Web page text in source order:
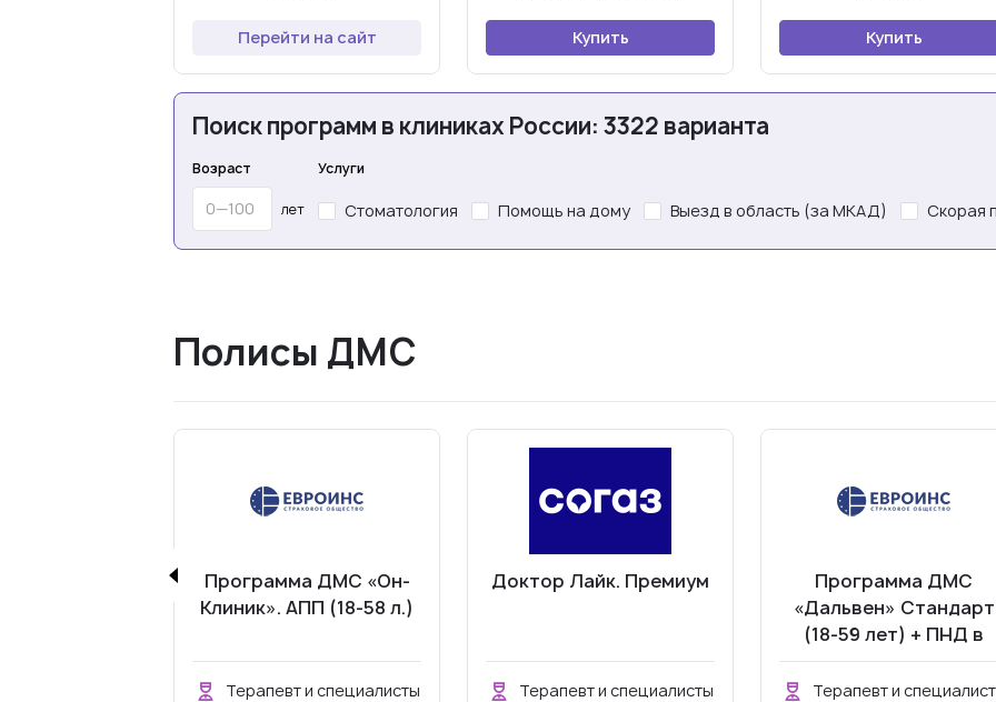
Перейти на сайт Купить Купить
Поиск программ в клиниках России: 3322 варианта
Возраст
лет
Услуги
Стоматология Помощь на дому Выезд в область (за МКАД) Скорая
Полисы ДМС
Программа ДМС «Он-
Клиник». АПП (18-58 л.)
Терапевт и специалисты
Доктор Лайк. Премиум
Терапевт и специалисты
Программа ДМС
«Дальвен» Стандарт
(18-59 лет) + ПНД в
пределах МКАД
Терапевт и